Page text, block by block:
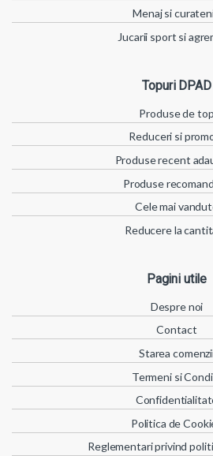
Menaj si
Jucarii sport si
Topuri DPAD
Produse de top
Reduceri si
Produse recent
Produse
Cele mai
Reducere la
Pagini utile
Despre noi
Contact
Starea
Termeni si
Politica de
Reglementari privind